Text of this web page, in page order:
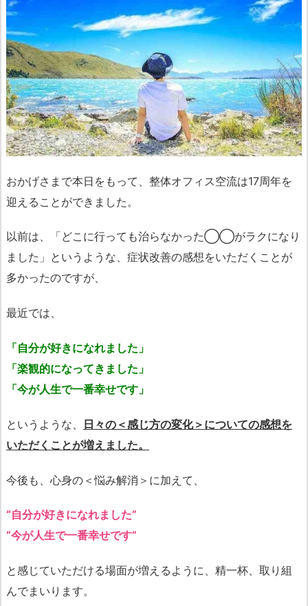
おかげさまで本日をもって、整体オフィス空流は17周年を
迎えることができました。
以前は、「どこに行っても治らなかった◯◯がラクになり
ました」というような、症状改善の感想をいただくことが
多かったのですが、
最近では、
「自分が好きになれました」
「楽観的になってきました」
「今が人生で一番幸せです」
というような、 日々の＜感じ方の変化＞についての感想を
いただくことが増えました。
今後も、心身の＜悩み解消＞に加えて、
“自分が好きになれました”
“今が人生で一番幸せです”
と感じていただける場面が増えるように、精一杯、取り組
んでまいります。